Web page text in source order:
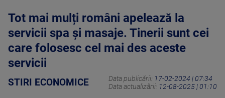
Tot mai mulți români apelează la
servicii spa și masaje. Tinerii sunt cei
care folosesc cel mai des aceste
servicii
STIRI ECONOMICE Data publicării: 17-02-2024 | 07:34
Data actualizării: 12-08-2025 | 01:10